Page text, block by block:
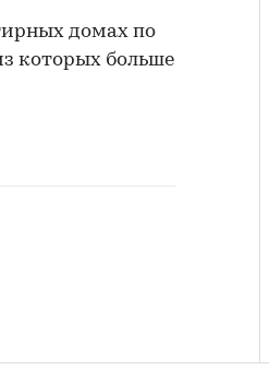
домах по
которых больше